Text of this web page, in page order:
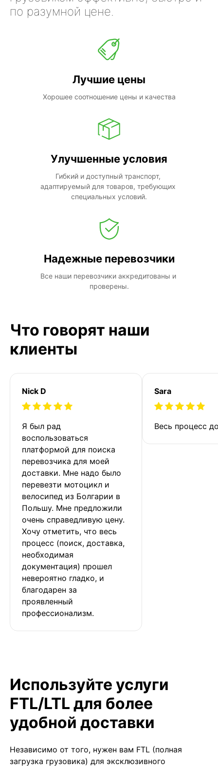
по разумной цене.
Лучшие цены
Хорошее соотношение цены и качества
Улучшенные условия
Гибкий и доступный транспорт,
адаптируемый для товаров, требующих
специальных условий.
Надежные перевозчики
Все наши перевозчики аккредитованы и
проверены.
Что говорят наши
клиенты
Nick D
Я был рад
воспользоваться
платформой для поиска
перевозчика для моей
доставки. Мне надо было
перевезти мотоцикл и
велосипед из Болгарии в
Польшу. Мне предложили
очень справедливую цену.
Хочу отметить, что весь
процесс (поиск, доставка,
необходимая
документация) прошел
невероятно гладко, и
благодарен за
проявленный
профессионализм.
Sara
Весь процесс
Используйте услуги
FTL/LTL для более
удобной доставки
Независимо от того, нужен вам FTL (полная
загрузка грузовика) для эксклюзивного